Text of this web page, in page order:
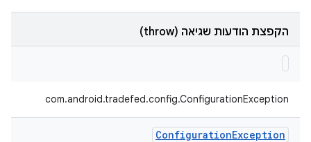
הקפצת הודעות שגיאה (throw)
com.android.tradefed.config.ConfigurationException
ConfigurationException